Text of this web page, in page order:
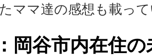
ママ達の感想も載っ
岡谷市内在住